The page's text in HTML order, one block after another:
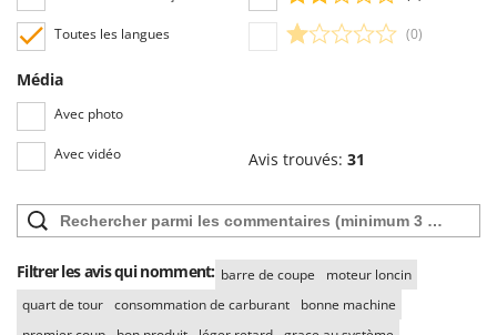
Toutes les langues
Média
Avec photo
Avec vidéo
(0)
Avis trouvés: 31
Filtrer les avis qui nomment: barre de coupe
moteur loncin
quart de tour consommation de carburant
bonne machine